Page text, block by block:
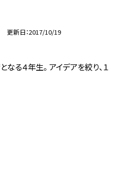
更新日 2017/10/19
る４年生。 アイデアを絞り、１